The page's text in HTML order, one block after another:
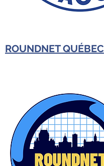
ROUNDNET QUÉBEC